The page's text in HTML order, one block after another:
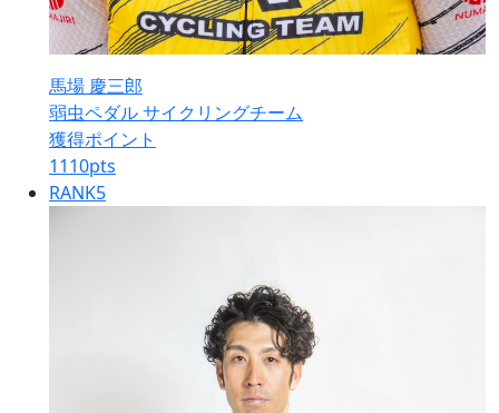
馬場 慶三郎
弱虫ペダル サイクリングチーム
獲得ポイント
1110pts
RANK5